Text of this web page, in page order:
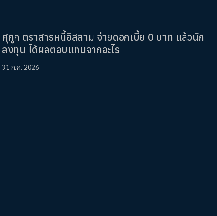
ศุกูก ตราสารหนี้อิสลาม จ่ายดอกเบี้ย 0 บาท แล้วนัก
ลงทุน ได้ผลตอบแทนจากอะไร
31 ก.ค. 2026